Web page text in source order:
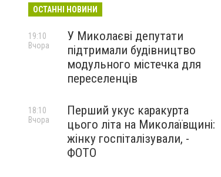
ОСТАННІ НОВИНИ
У Миколаєві депутати
підтримали будівництво
модульного містечка для
переселенців
19:10
Вчора
Перший укус каракурта
цього літа на Миколаївщині:
жінку госпіталізували, -
ФОТО
18:10
Вчора